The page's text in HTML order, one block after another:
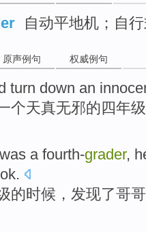
自动平地机；自
原声例句 权威例句
turn down an
个天真无邪的四年
was a fourth-grader,
.
的时候 ， 发现了哥哥